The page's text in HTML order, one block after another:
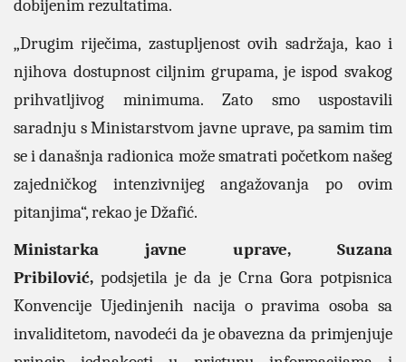
dobijenim rezultatima.
„Drugim riječima, zastupljenost ovih sadržaja, kao i
njihova dostupnost ciljnim grupama, je ispod svakog
prihvatljivog minimuma.
Zato smo uspostavili
saradnju s Ministarstvom javne uprave, pa samim tim
se i današnja radionica može smatrati početkom našeg
zajedničkog intenzivnijeg angažovanja po ovim
pitanjima“, rekao je Džafić.
Ministarka javne uprave, Suzana
Pribilović,podsjetila je da je Crna Gora potpisnica
Konvencije Ujedinjenih nacija o pravima osoba sa
invaliditetom, navodeći da je obavezna da primjenjuje